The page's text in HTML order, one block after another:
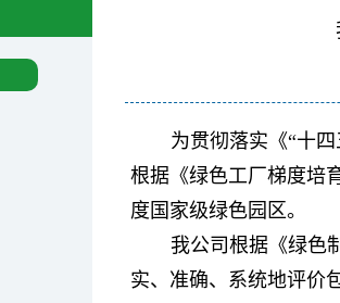
为贯彻落实《“十
根据《绿色工厂梯度培
度国家级绿色园区。
我公司根据《绿色
实、准确、系统地评价